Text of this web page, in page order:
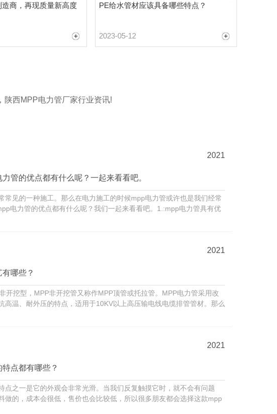
商，再现质量新高度 PE给水管材应该具备哪些特点？
2023-05-12
陕西MPP电力管厂家行业资讯!
2021
管的优点都有什么呢？一起来看看吧。
常见的一种施工。那么在电力施工的时候mpp电力管或许也是我们经常
电力管的优点都有什么呢？我们一起来看看吧。1.:mpp电力管具有优
2021
哪些？
开挖型，MPP非开挖管又称作MPP顶管或托拉管。MPP电力管采用改
高温、耐外压的特点，适用于10KV以上高压输电线电缆排管管材。那么
2021
点都有哪些？
点之一是它的外观会非常光滑。当我们反复触摸它时，就不会有问题
做的，成本会很低，售价也会比较低，所以很多朋友都会选择这款mpp